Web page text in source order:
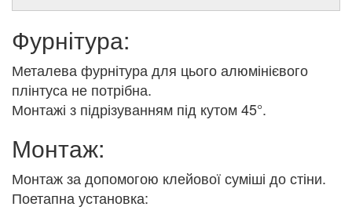
Фурнітура:
Металева фурнітура для цього алюмінієвого
плінтуса не потрібна.
Монтажі з підрізуванням під кутом 45°.
Монтаж:
Монтаж за допомогою клейової суміші до стіни.
Поетапна установка: